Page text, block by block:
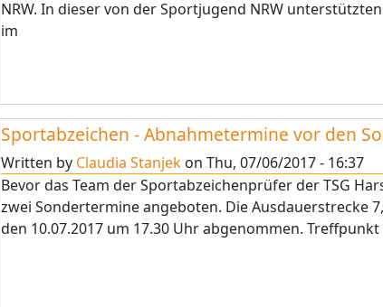
NRW. In dieser von der Sportjugend NRW
im
Sportabzeichen - Abnahmetermine vor den
Written by Claudia Stanjek on Thu, 07/06/2017 - 16:37
Bevor das Team der Sportabzeichenprüfer der TSG
zwei Sondertermine angeboten. Die Ausdauerstrecke
den 10.07.2017 um 17.30 Uhr abgenommen.